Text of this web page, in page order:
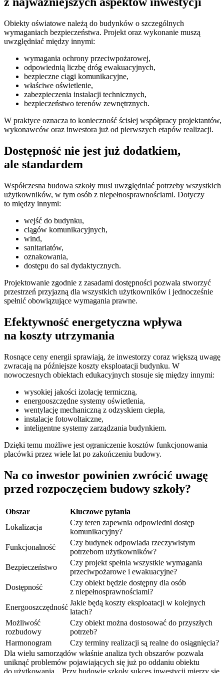
Obiekty oświatowe należą do budynków o szczególnych
wymaganiach bezpieczeństwa. Projekt oraz wykonanie muszą
uwzględniać między innymi:
wymagania ochrony przeciwpożarowej,
odpowiednią liczbę dróg ewakuacyjnych,
bezpieczne ciągi komunikacyjne,
właściwe oświetlenie,
zabezpieczenia instalacji technicznych,
bezpieczeństwo terenów zewnętrznych.
W praktyce oznacza to konieczność ścisłej współpracy projektantów,
wykonawców oraz inwestora już od pierwszych etapów realizacji.
Dostępność nie jest już dodatkiem,
ale standardem
Współczesna budowa szkoły musi uwzględniać potrzeby wszystkich
użytkowników, w tym osób z niepełnosprawnościami. Dotyczy
to między innymi:
wejść do budynku,
ciągów komunikacyjnych,
wind,
sanitariatów,
oznakowania,
dostępu do sal dydaktycznych.
Projektowanie zgodnie z zasadami dostępności pozwala stworzyć
przestrzeń przyjazną dla wszystkich użytkowników i jednocześnie
spełnić obowiązujące wymagania prawne.
Efektywność energetyczna wpływa
na koszty utrzymania
Rosnące ceny energii sprawiają, że inwestorzy coraz większą uwagę
zwracają na późniejsze koszty eksploatacji budynku. W
nowoczesnych obiektach edukacyjnych stosuje się między innymi:
wysokiej jakości izolację termiczną,
energooszczędne systemy oświetlenia,
wentylację mechaniczną z odzyskiem ciepła,
instalacje fotowoltaiczne,
inteligentne systemy zarządzania budynkiem.
Dzięki temu możliwe jest ograniczenie kosztów funkcjonowania
placówki przez wiele lat po zakończeniu budowy.
Na co inwestor powinien zwrócić uwagę
przed rozpoczęciem budowy szkoły?
Obszar
Kluczowe pytania
Lokalizacja
Czy teren zapewnia odpowiedni dostęp
komunikacyjny?
Funkcjonalność
Czy budynek odpowiada rzeczywistym
potrzebom użytkowników?
Bezpieczeństwo
Czy projekt spełnia wszystkie wymagania
przeciwpożarowe i ewakuacyjne?
Dostępność
Czy obiekt będzie dostępny dla osób
z niepełnosprawnościami?
Energooszczędność
Jakie będą koszty eksploatacji w kolejnych
latach?
Możliwość
rozbudowy
Czy obiekt można dostosować do przyszłych
potrzeb?
Harmonogram
Czy terminy realizacji są realne do osiągnięcia?
Dla wielu samorządów właśnie analiza tych obszarów pozwala
uniknąć problemów pojawiających się już po oddaniu obiektu
do użytkowania. „Przy budowie szkoły sukces inwestycji mierzy się